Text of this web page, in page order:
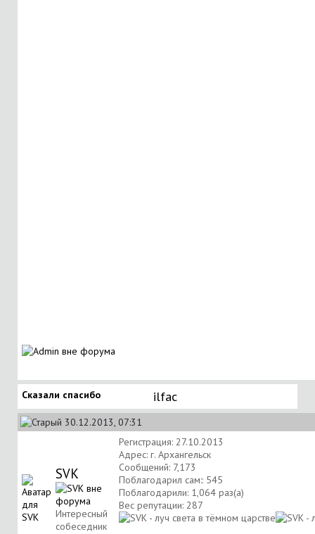
Сказали спасибо ilfac
30.12.2013, 07:31
SVK
Интересный
собеседник
Регистрация: 27.10.2013
Адрес: г. Архангельск
Сообщений: 7,173
Поблагодарил сам:: 545
Поблагодарили: 1,064 раз(а)
Вес репутации: 287